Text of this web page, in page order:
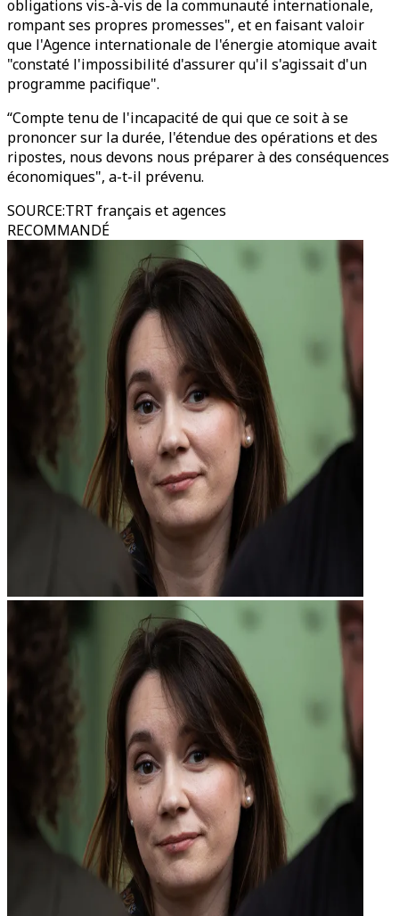
obligations vis-à-vis de la communauté internationale,
rompant ses propres promesses", et en faisant valoir
que l'Agence internationale de l'énergie atomique avait
"constaté l'impossibilité d'assurer qu'il s'agissait d'un
programme pacifique".
“Compte tenu de l'incapacité de qui que ce soit à se
prononcer sur la durée, l'étendue des opérations et des
ripostes, nous devons nous préparer à des conséquences
économiques", a-t-il prévenu.
SOURCE:TRT français et agences
RECOMMANDÉ